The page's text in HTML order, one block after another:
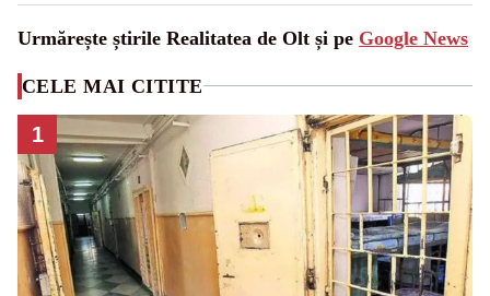
Urmărește știrile Realitatea de Olt și pe Google News
CELE MAI CITITE
1